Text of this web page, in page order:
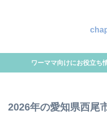
ワーママ向けにお役立ち
2026年の愛知県西尾